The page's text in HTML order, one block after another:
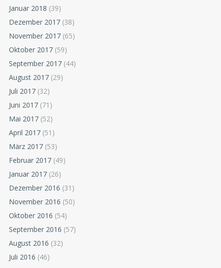
Januar 2018 (39)
Dezember 2017 (38)
November 2017 (65)
Oktober 2017 (59)
September 2017 (44)
August 2017 (29)
Juli 2017 (32)
Juni 2017 (71)
Mai 2017 (52)
April 2017 (51)
März 2017 (53)
Februar 2017 (49)
Januar 2017 (26)
Dezember 2016 (31)
November 2016 (50)
Oktober 2016 (54)
September 2016 (57)
August 2016 (32)
Juli 2016 (46)